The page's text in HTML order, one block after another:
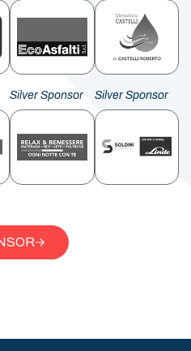
Silver Sponsor Silver Sponsor